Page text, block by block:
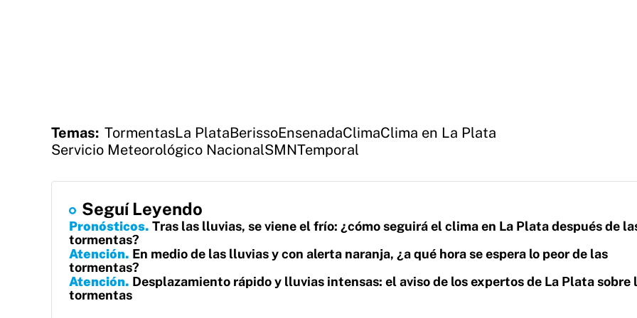
Temas: TormentasLa PlataBerissoEnsenadaClimaClima en La Plata
Servicio Meteorológico NacionalSMNTemporal
Seguí Leyendo
Pronósticos Tras las lluvias, se viene el frío: ¿cómo seguirá el clima en La Plata después de
tormentas?
Atención En medio de las lluvias y con alerta naranja, ¿a qué hora se espera lo peor de las
tormentas?
Atención Desplazamiento rápido y lluvias intensas: el aviso de los expertos de La Plata sobre
tormentas